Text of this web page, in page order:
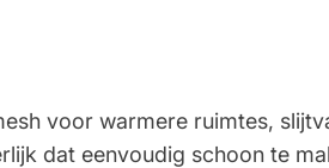
voor warmere ruimtes,
dat eenvoudig schoon te